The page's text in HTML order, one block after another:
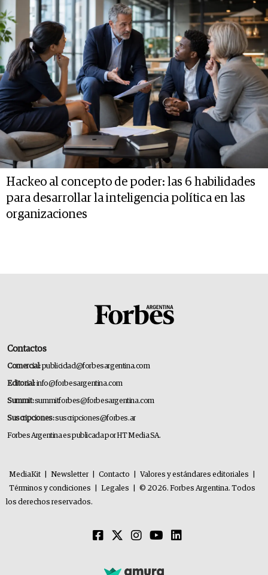
Hackeo al concepto de poder: las 6 habilidades
para desarrollar la inteligencia política en las
organizaciones
Contactos
Comercial:publicidad@forbesargentina.com
Editorial:info@forbesargentina.com
Summit:summitforbes@forbesargentina.com
Suscripciones:suscripciones@forbes.ar
Forbes Argentina es publicada por HT Media SA.
MediaKit Newsletter Contacto Valores y estándares editoriales
Términos y condiciones
Legales
© 2026. Forbes Argentina. Todos
los derechos reservados.